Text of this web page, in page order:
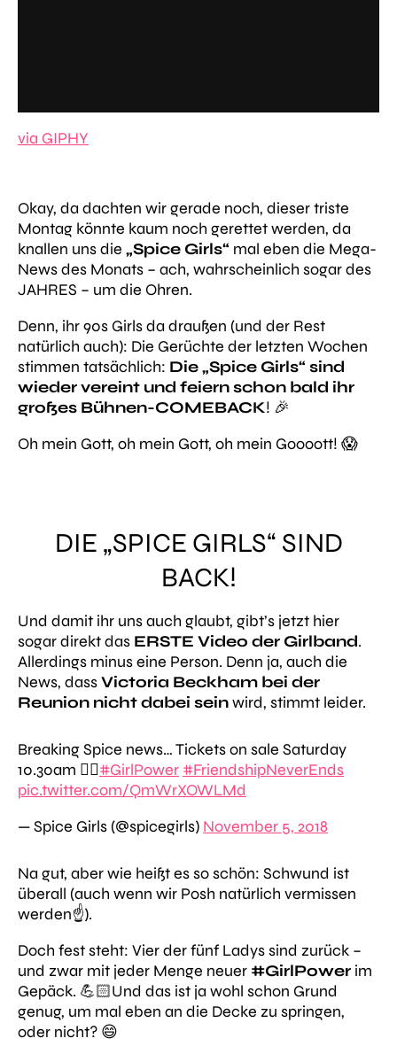
via GIPHY
Okay, da dachten wir gerade noch, dieser triste
Montag könnte kaum noch gerettet werden, da
knallen uns die „Spice Girls“ mal eben die Mega-
News des Monats – ach, wahrscheinlich sogar des
JAHRES – um die Ohren.
Denn, ihr 90s Girls da draußen (und der Rest
natürlich auch): Die Gerüchte der letzten Wochen
stimmen tatsächlich: Die „Spice Girls“ sind
wieder vereint und feiern schon bald ihr
großes Bühnen-COMEBACK! 🎉
Oh mein Gott, oh mein Gott, oh mein Goooott! 😱
DIE „SPICE GIRLS“ SIND
BACK!
Und damit ihr uns auch glaubt, gibt’s jetzt hier
sogar direkt das ERSTE Video der Girlband.
Allerdings minus eine Person. Denn ja, auch die
News, dassVictoria Beckham bei der
Reunion nicht dabei seinwird, stimmt leider.
Breaking Spice news… Tickets on sale Saturday
10.30am ✌🏻#GirlPower #FriendshipNeverEnds
pic.twitter.com/QmWrXOWLMd
— Spice Girls (@spicegirls) November 5, 2018
Na gut, aber wie heißt es so schön: Schwund ist
überall (auch wenn wir Posh natürlich vermissen
werden☝️).
Doch fest steht: Vier der fünf Ladys sind zurück –
und zwar mit jeder Menge neuer #GirlPower im
Gepäck. 💪🏻Und das ist ja wohl schon Grund
genug, um mal eben an die Decke zu springen,
oder nicht? 😄